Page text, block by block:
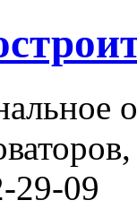
29-09